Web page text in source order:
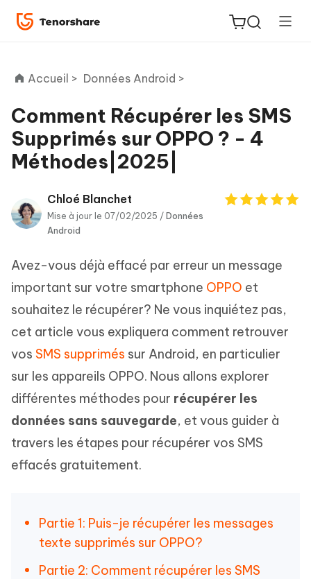
ReiBoot
for iOS
PDNob
PDF
Editor
New
iAnyGo
Accueil > Données Android >
Comment Récupérer les SMS
Supprimés sur OPPO ? - 4
Méthodes|2025|
Chloé Blanchet
Mise à jour le 07/02/2025 / Données
Android
Avez-vous déjà effacé par erreur un message
important sur votre smartphone OPPO et
souhaitez le récupérer? Ne vous inquiétez pas,
cet article vous expliquera comment retrouver
vos SMS supprimés sur Android, en particulier
sur les appareils OPPO. Nous allons explorer
différentes méthodes pour récupérer les
données sans sauvegarde, et vous guider à
travers les étapes pour récupérer vos SMS
effacés gratuitement.
Partie 1: Puis-je récupérer les messages
texte supprimés sur OPPO?
Partie 2: Comment récupérer les SMS